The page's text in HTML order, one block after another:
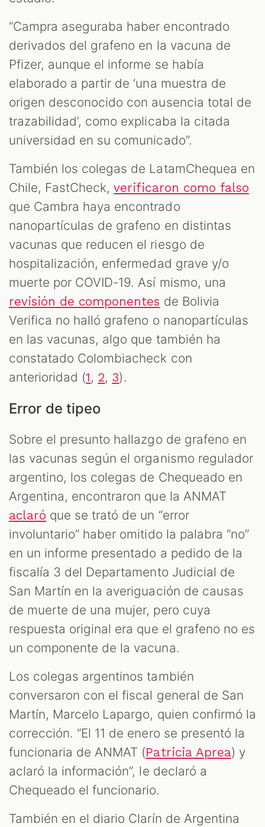
“Campra aseguraba haber encontrado
derivados del grafeno en la vacuna de
Pfizer, aunque el informe se había
elaborado a partir de ‘una muestra de
origen desconocido con ausencia total de
trazabilidad’, como explicaba la citada
universidad en su comunicado”.
También los colegas de LatamChequea en
Chile, FastCheck,verificaron como falso
que Cambra haya encontrado
nanopartículas de grafeno en distintas
vacunas que reducen el riesgo de
hospitalización, enfermedad grave y/o
muerte por COVID-19. Así mismo, una
revisión de componentes de Bolivia
Verifica no halló grafeno o nanopartículas
en las vacunas, algo que también ha
constatado Colombiacheck con
anterioridad (1, 2, 3).
Error de tipeo
Sobre el presunto hallazgo de grafeno en
las vacunas según el organismo regulador
argentino, los colegas de Chequeado en
Argentina, encontraron que la ANMAT
aclaró que se trató de un “error
involuntario” haber omitido la palabra “no”
en un informe presentado a pedido de la
fiscalía 3 del Departamento Judicial de
San Martín en la averiguación de causas
de muerte de una mujer, pero cuya
respuesta original era que el grafeno no es
un componente de la vacuna.
Los colegas argentinos también
conversaron con el fiscal general de San
Martín, Marcelo Lapargo, quien confirmó la
corrección. “El 11 de enero se presentó la
funcionaria de ANMAT (Patricia Aprea) y
aclaró la información”, le declaró a
Chequeado el funcionario.
También en el diario Clarín de Argentina